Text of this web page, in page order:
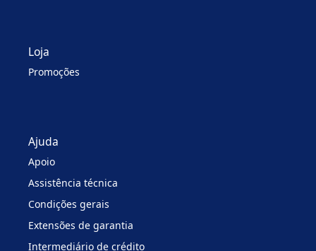
Loja
Promoções
Ajuda
Apoio
Assistência técnica
Condições gerais
Extensões de garantia
Intermediário de crédito